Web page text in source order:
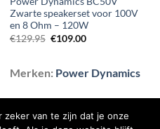
Zwarte speakerset voor 100V
en 8 Ohm – 120W
€129.95 Oorspronkelijke
€109.00Huidige
Merken: Power Dynamics
zeker van te zijn dat je onze